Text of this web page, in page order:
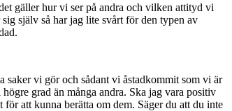
gäller hur vi ser på andra och vilken attityd vi
själv så har jag lite svårt för den typen av
saker vi gör och sådant vi åstadkommit som vi är
grad än många andra. Ska jag vara positiv
att kunna berätta om dem. Säger du att du inte